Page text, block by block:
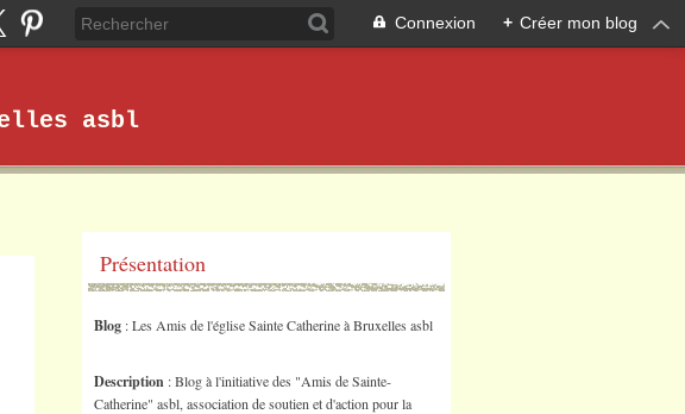
Connexion + Créer mon blog
asbl
Présentation
Blog : Les Amis de l'église Sainte Catherine à Bruxelles asbl
Description : Blog à l'initiative des "Amis de Sainte-
Catherine" asbl, association de soutien et d'action pour la